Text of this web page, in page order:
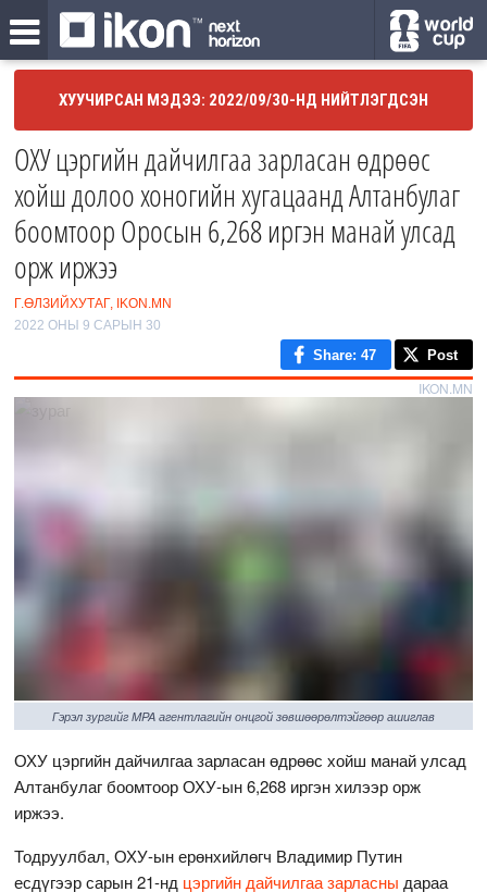
ХУУЧИРСАН МЭДЭЭ: 2022/09/30-НД НИЙТЛЭГДСЭН
ОХУ цэргийн дайчилгаа зарласан өдрөөс
хойш долоо хоногийн хугацаанд Алтанбулаг
боомтоор Оросын 6,268 иргэн манай улсад
орж иржээ
Г.ӨЛЗИЙХУТАГ, IKON.MN
2022 ОНЫ 9 САРЫН 30
Share: 47 Post
IKON.MN
Гэрэл зургийг MPA агентлагийн онцгой зөвшөөрөлтэйгөөр ашиглав
ОХУ цэргийн дайчилгаа зарласан өдрөөс хойш манай улсад
Алтанбулаг боомтоор ОХУ-ын 6,268 иргэн хилээр орж
иржээ.
Тодруулбал, ОХУ-ын ерөнхийлөгч Владимир Путин
есдүгээр сарын 21-нд цэргийн дайчилгаа зарласны дараа